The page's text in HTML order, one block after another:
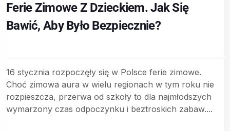
Ferie Zimowe Z Dzieckiem. Jak Się
Bawić, Aby Było Bezpiecznie?
16 stycznia rozpoczęły się w Polsce ferie zimowe.
Choć zimowa aura w wielu regionach w tym roku nie
rozpieszcza, przerwa od szkoły to dla najmłodszych
wymarzony czas odpoczynku i beztroskich zabaw....